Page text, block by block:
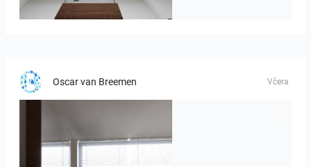
Kreideweiß
Oscar van Breemen Včera